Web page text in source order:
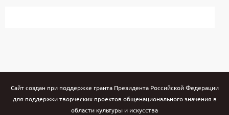
Сайт создан при поддержке гранта Президента Российской Федерации
для поддержки творческих проектов общенационального значения в
области культуры и искусства